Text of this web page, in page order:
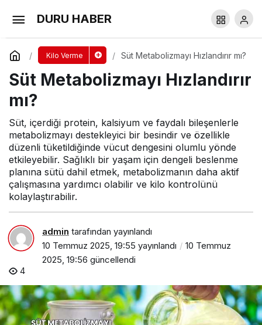
DURU HABER
Kilo Verme Süt Metabolizmayı Hızlandırır mı?
Süt Metabolizmayı Hızlandırır
mı?
Süt, içerdiği protein, kalsiyum ve faydalı bileşenlerle
metabolizmayı destekleyici bir besindir ve özellikle
düzenli tüketildiğinde vücut dengesini olumlu yönde
etkileyebilir. Sağlıklı bir yaşam için dengeli beslenme
planına sütü dahil etmek, metabolizmanın daha aktif
çalışmasına yardımcı olabilir ve kilo kontrolünü
kolaylaştırabilir.
admin tarafından yayınlandı
10 Temmuz 2025, 19:55 yayınlandı
10 Temmuz
2025, 19:56 güncellendi
4
Süt Metabolizmayı Hızlandırır mı?
Yorum Yap